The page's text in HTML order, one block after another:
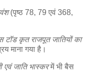
(पृष्ठ 78, 79 एवं 368,
टॉड कृत राजपूत जातियों का
माना गया है।
एवं जाति भास्करमें भी बैस